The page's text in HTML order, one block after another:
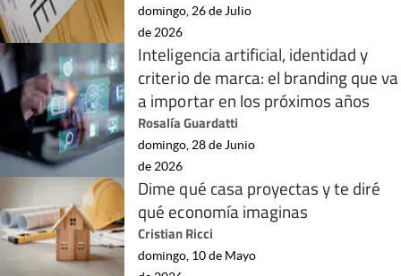
domingo, 26 de Julio
de 2026
Inteligencia artificial, identidad y
criterio de marca: el branding que va
a importar en los próximos años
Rosalía Guardatti
domingo, 28 de Junio
de 2026
Dime qué casa proyectas y te diré
qué economía imaginas
Cristian Ricci
domingo, 10 de Mayo